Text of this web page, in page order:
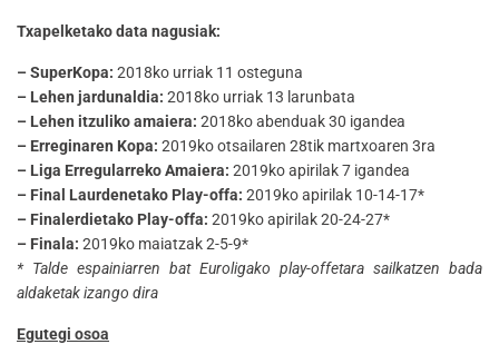
Txapelketako data nagusiak:
– SuperKopa: 2018ko urriak 11 osteguna
– Lehen jardunaldia: 2018ko urriak 13 larunbata
– Lehen itzuliko amaiera: 2018ko abenduak 30 igandea
– Erreginaren Kopa: 2019ko otsailaren 28tik martxoaren 3ra
– Liga Erregularreko Amaiera: 2019ko apirilak 7 igandea
– Final Laurdenetako Play-offa: 2019ko apirilak 10-14-17*
– Finalerdietako Play-offa: 2019ko apirilak 20-24-27*
– Finala: 2019ko maiatzak 2-5-9*
* Talde espainiarren bat Euroligako play-offetara sailkatzen bada
aldaketak izango dira
Egutegi osoa